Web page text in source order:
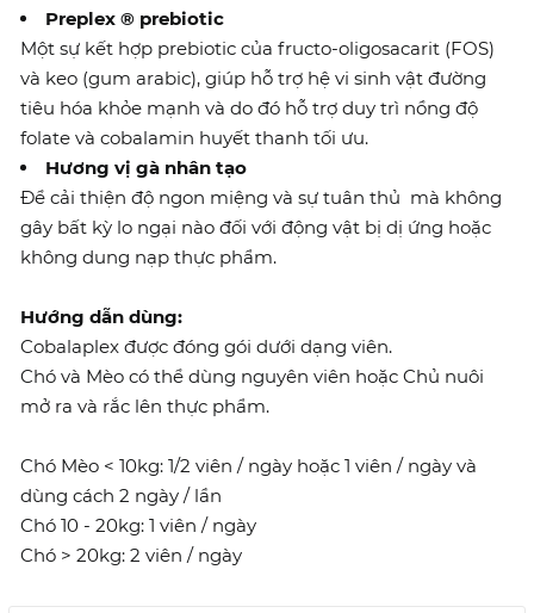
Preplex ® prebiotic
Một sự kết hợp prebiotic của fructo-oligosacarit (FOS)
và keo (gum arabic), giúp hỗ trợ hệ vi sinh vật đường
tiêu hóa khỏe mạnh và do đó hỗ trợ duy trì nồng độ
folate và cobalamin huyết thanh tối ưu.
Hương vị gà nhân tạo
Để cải thiện độ ngon miệng và sự tuân thủ mà không
gây bất kỳ lo ngại nào đối với động vật bị dị ứng hoặc
không dung nạp thực phẩm.
Hướng dẫn dùng:
Cobalaplex được đóng gói dưới dạng viên.
Chó và Mèo có thể dùng nguyên viên hoặc Chủ nuôi
mở ra và rắc lên thực phẩm.
Chó Mèo < 10kg: 1/2 viên / ngày hoặc 1 viên / ngày và
dùng cách 2 ngày / lần
Chó 10 - 20kg: 1 viên / ngày
Chó > 20kg: 2 viên / ngày